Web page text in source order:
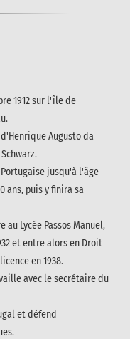
1912 sur l'île de
Augusto da
Portugaise jusqu'à l'âge
ans, puis y finira sa
Lycée Passos Manuel,
et entre alors en Droit
en 1938.
avec le secrétaire du
et défend